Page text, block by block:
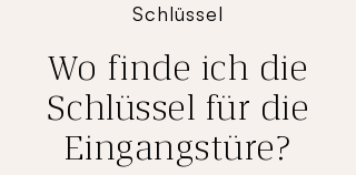
Schlüssel
Wo finde ich die
Schlüssel für die
Eingangstüre?